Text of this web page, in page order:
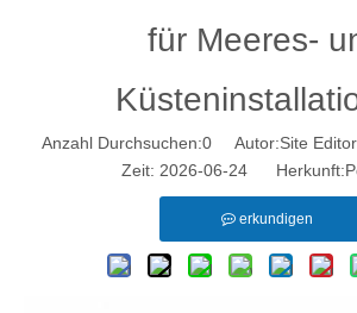
für Meeres-
Anzahl Durchsuchen:0 Autor:Site
Zeit: 2026-06-24 Herkunft:
erkundigen